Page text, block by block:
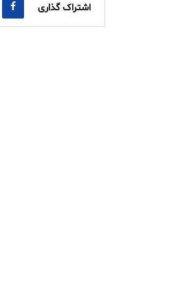
اشتراک گذاری